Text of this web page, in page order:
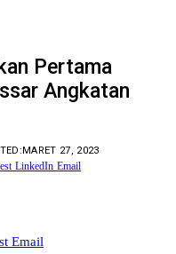
Pertama
Angkatan
MARET 27, 2023
LinkedIn Email
Email